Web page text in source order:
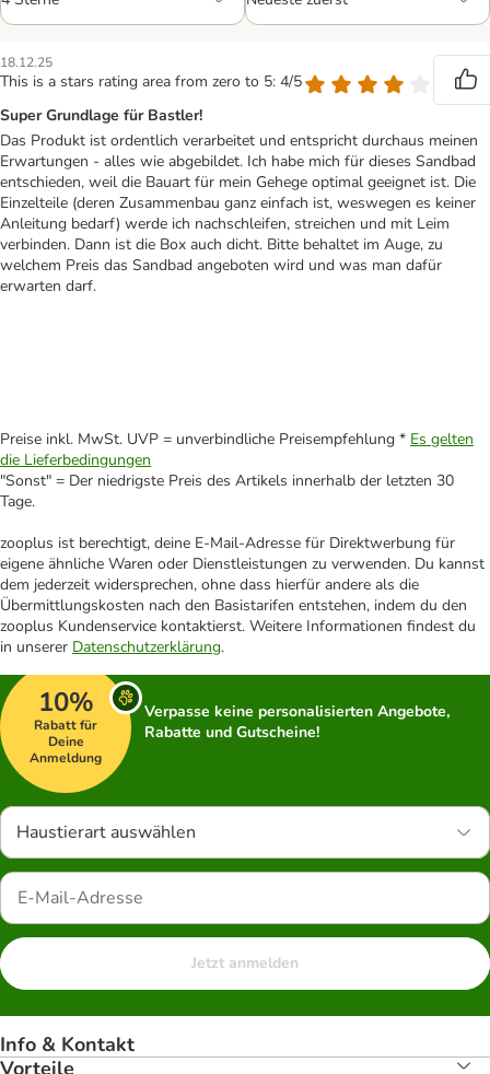
18.12.25
This is a stars rating area from zero to 5: 4/5
Super Grundlage für Bastler!
Das Produkt ist ordentlich verarbeitet und entspricht durchaus meinen
Erwartungen - alles wie abgebildet. Ich habe mich für dieses Sandbad
entschieden, weil die Bauart für mein Gehege optimal geeignet ist. Die
Einzelteile (deren Zusammenbau ganz einfach ist, weswegen es keiner
Anleitung bedarf) werde ich nachschleifen, streichen und mit Leim
verbinden. Dann ist die Box auch dicht. Bitte behaltet im Auge, zu
welchem Preis das Sandbad angeboten wird und was man dafür
erwarten darf.
Preise inkl. MwSt. UVP = unverbindliche Preisempfehlung * Es gelten
die Lieferbedingungen
"Sonst" = Der niedrigste Preis des Artikels innerhalb der letzten 30
Tage.
zooplus ist berechtigt, deine E-Mail-Adresse für Direktwerbung für
eigene ähnliche Waren oder Dienstleistungen zu verwenden. Du kannst
dem jederzeit widersprechen, ohne dass hierfür andere als die
Übermittlungskosten nach den Basistarifen entstehen, indem du den
zooplus Kundenservice kontaktierst. Weitere Informationen findest du
in unserer Datenschutzerklärung.
10%
Rabatt für
Deine
Anmeldung
Verpasse keine personalisierten Angebote,
Rabatte und Gutscheine!
Haustierart auswählen
Jetzt anmelden
Info & Kontakt
Vorteile